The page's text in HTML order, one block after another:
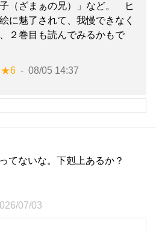
（ざまぁの兄）」など。 ヒ
に魅了されて、我慢できなく
２巻目も読んでみるかもで
★6 08/05 14:37
てないな。下剋上あるか？
07/03